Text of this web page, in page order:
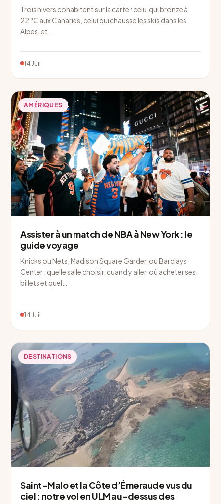
Trois hivers cohabitent sur la carte : celui qui bronze à
22 °C aux Canaries, celui qui chausse les skis dans les
Alpes, et…
14 Juil
AMÉRIQUES
Assister à un match de NBA à New York : le
guide voyage
Knicks ou Nets, Madison Square Garden ou Barclays
Center : quelle salle choisir, quand y aller, où acheter ses
billets et quel…
14 Juil
DESTINATIONS
Saint-Malo et la Côte d’Émeraude vus du
ciel : notre vol en ULM au-dessus des